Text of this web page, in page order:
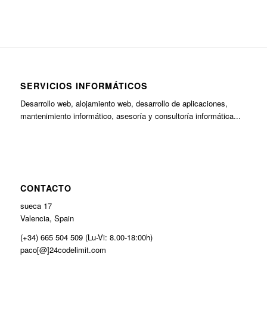
SERVICIOS INFORMÁTICOS
Desarrollo web, alojamiento web, desarrollo de aplicaciones,
mantenimiento informático, asesoría y consultoría informática...
CONTACTO
sueca 17
Valencia, Spain
(+34) 665 504 509 (Lu-Vi: 8.00-18:00h)
paco[@]24codelimit.com